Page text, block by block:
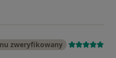
zweryfikowany